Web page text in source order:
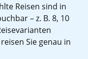
Reisen sind in
– z. B. 8, 10
Sie genau in